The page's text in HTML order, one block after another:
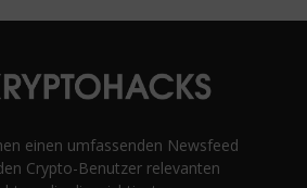
einen umfassenden Newsfeed
Crypto-Benutzer relevanten